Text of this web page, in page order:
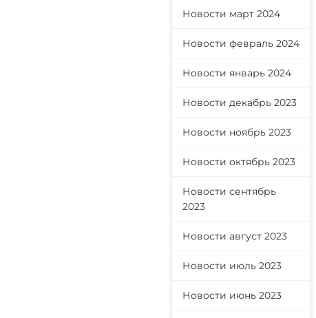
Новости март 2024
Новости февраль 2024
Новости январь 2024
Новости декабрь 2023
Новости ноябрь 2023
Новости октябрь 2023
Новости сентябрь
2023
Новости август 2023
Новости июль 2023
Новости июнь 2023